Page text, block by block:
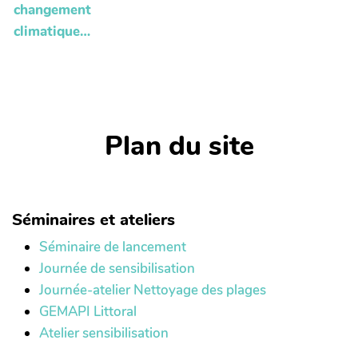
changement
climatique…
Plan du site
Séminaires et ateliers
Séminaire de lancement
Journée de sensibilisation
Journée-atelier Nettoyage des plages
GEMAPI Littoral
Atelier sensibilisation